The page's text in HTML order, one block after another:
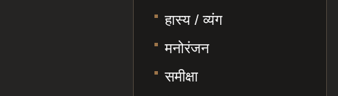
हास्य / व्यंग
मनोरंजन
समीक्षा